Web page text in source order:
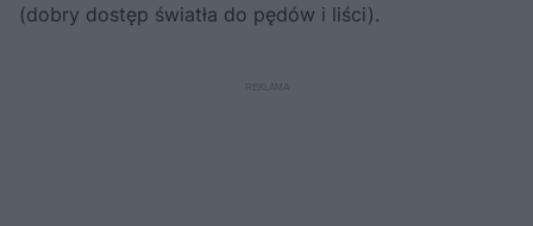
(dobry dostęp światła do pędów i liści).